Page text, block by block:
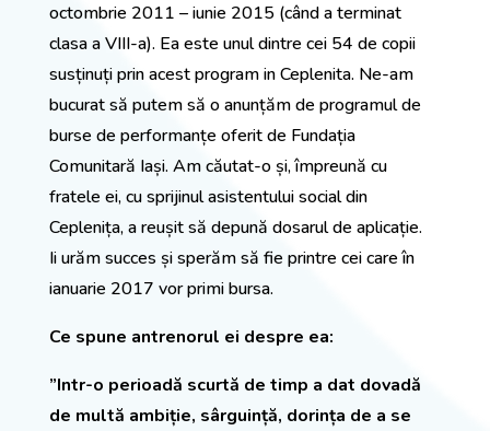
octombrie 2011 – iunie 2015 (când a terminat
clasa a VIII-a). Ea este unul dintre cei 54 de copii
susținuți prin acest program in Ceplenita. Ne-am
bucurat să putem să o anunțăm de programul de
burse de performanțe oferit de Fundația
Comunitară Iași. Am căutat-o și, împreună cu
fratele ei, cu sprijinul asistentului social din
Ceplenița, a reușit să depună dosarul de aplicație.
Ii urăm succes și sperăm să fie printre cei care în
ianuarie 2017 vor primi bursa.
Ce spune antrenorul ei despre ea:
”Intr-o perioadă scurtă de timp a dat dovadă
de multă ambiție, sârguință, dorința de a se